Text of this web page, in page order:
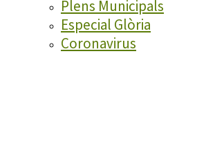
Plens Municipals
Especial Glòria
Coronavirus